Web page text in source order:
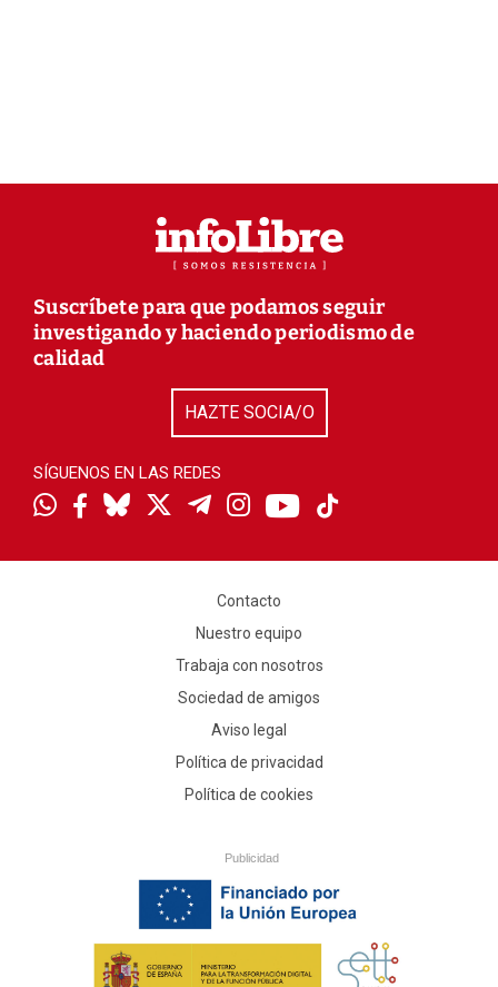
Suscríbete para que podamos seguir
investigando y haciendo periodismo de
calidad
HAZTE SOCIA/O
SÍGUENOS EN LAS REDES
Contacto
Nuestro equipo
Trabaja con nosotros
Sociedad de amigos
Aviso legal
Política de privacidad
Política de cookies
Publicidad